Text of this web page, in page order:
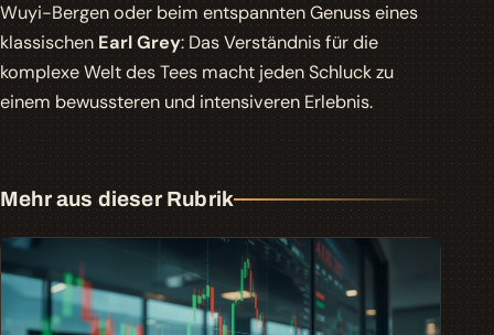
Wuyi-Bergen oder beim entspannten Genuss eines
klassischenEarl Grey: Das Verständnis für die
komplexe Welt des Tees macht jeden Schluck zu
einem bewussteren und intensiveren Erlebnis.
Mehr aus dieser Rubrik